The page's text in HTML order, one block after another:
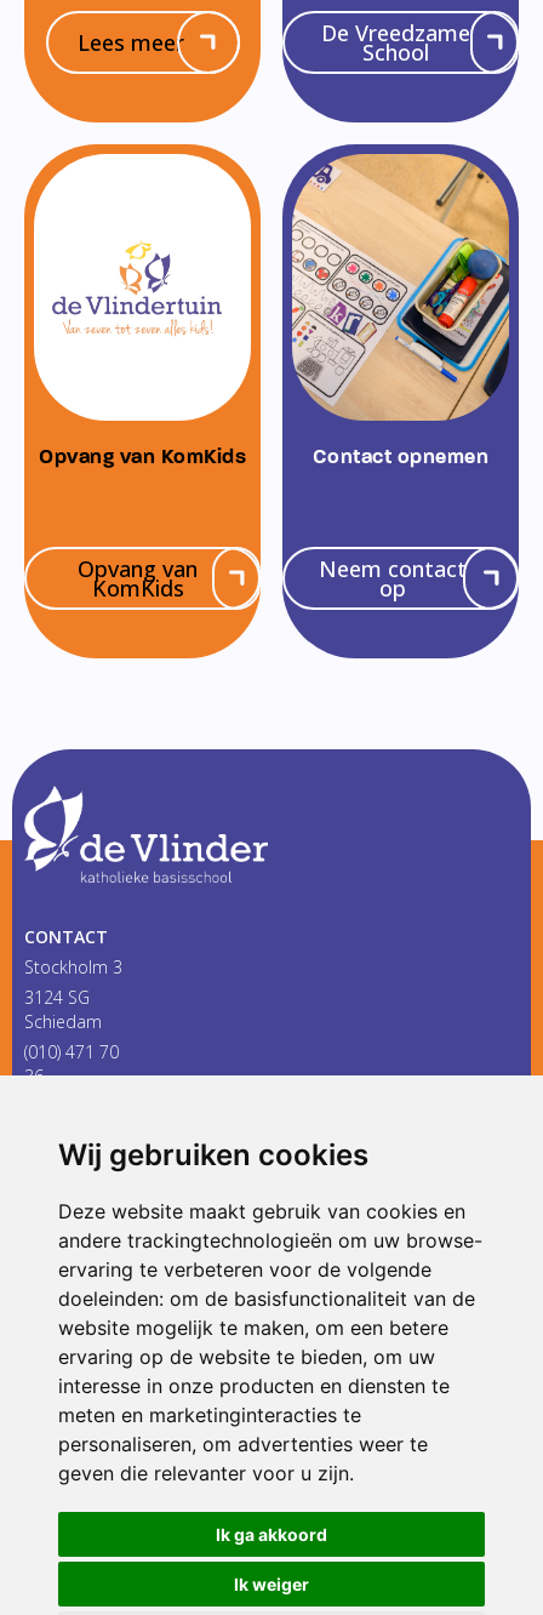
Wij gebruiken cookies
Deze website maakt gebruik van cookies en
andere trackingtechnologieën om uw browse-
ervaring te verbeteren voor de volgende
doeleinden: om de basisfunctionaliteit van de
website mogelijk te maken, om een betere
ervaring op de website te bieden, om uw
interesse in onze producten en diensten te
meten en marketinginteracties te
personaliseren, om advertenties weer te
geven die relevanter voor u zijn.
Ik ga akkoord
Ik weiger
Lees meer De Vreedzame
School
Opvang van KomKids
Opvang van
KomKids
Contact opnemen
Neem contact
op
CONTACT
Stockholm 3
3124 SG
Schiedam
(010) 471 70
36
ONDERDEEL VAN
© 2026 De Vlinder | Alle rechten voorbehouden
Privacy policy|Disclaimer| Klachtenregeling|RSIN en Anbi
voorkeuren
Crealisatie The MindOffice